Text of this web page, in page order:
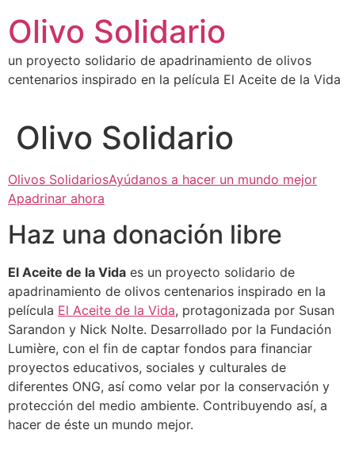
contenido
Olivo Solidario
un proyecto solidario de apadrinamiento de olivos
centenarios inspirado en la película El Aceite de la Vida
Olivo Solidario
Olivos SolidariosAyúdanos a hacer un mundo mejor
Apadrinar ahora
Haz una donación libre
El Aceite de la Vida es un proyecto solidario de
apadrinamiento de olivos centenarios inspirado en la
película El Aceite de la Vida, protagonizada por Susan
Sarandon y Nick Nolte. Desarrollado por la Fundación
Lumière, con el fin de captar fondos para financiar
proyectos educativos, sociales y culturales de
diferentes ONG, así como velar por la conservación y
protección del medio ambiente. Contribuyendo así, a
hacer de éste un mundo mejor.